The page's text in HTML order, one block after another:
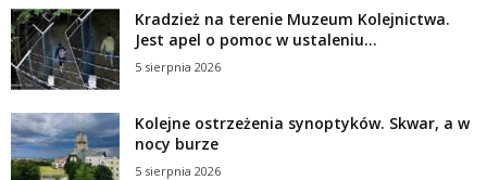
Kradzież na terenie Muzeum Kolejnictwa.
Jest apel o pomoc w ustaleniu...
5 sierpnia 2026
Kolejne ostrzeżenia synoptyków. Skwar, a w
nocy burze
5 sierpnia 2026